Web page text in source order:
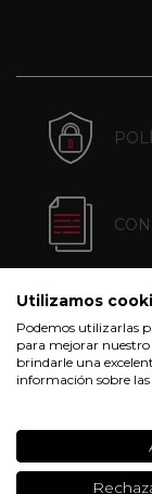
Utilizamos
Podemos utilizarlas
para mejorar
brindarle una
información sobre